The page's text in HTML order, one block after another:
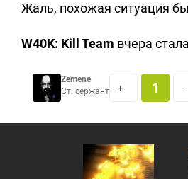
Жаль, похожая ситуация
W40K: Kill Team вчера
Zemene
Ст. сержант
+ 1 -